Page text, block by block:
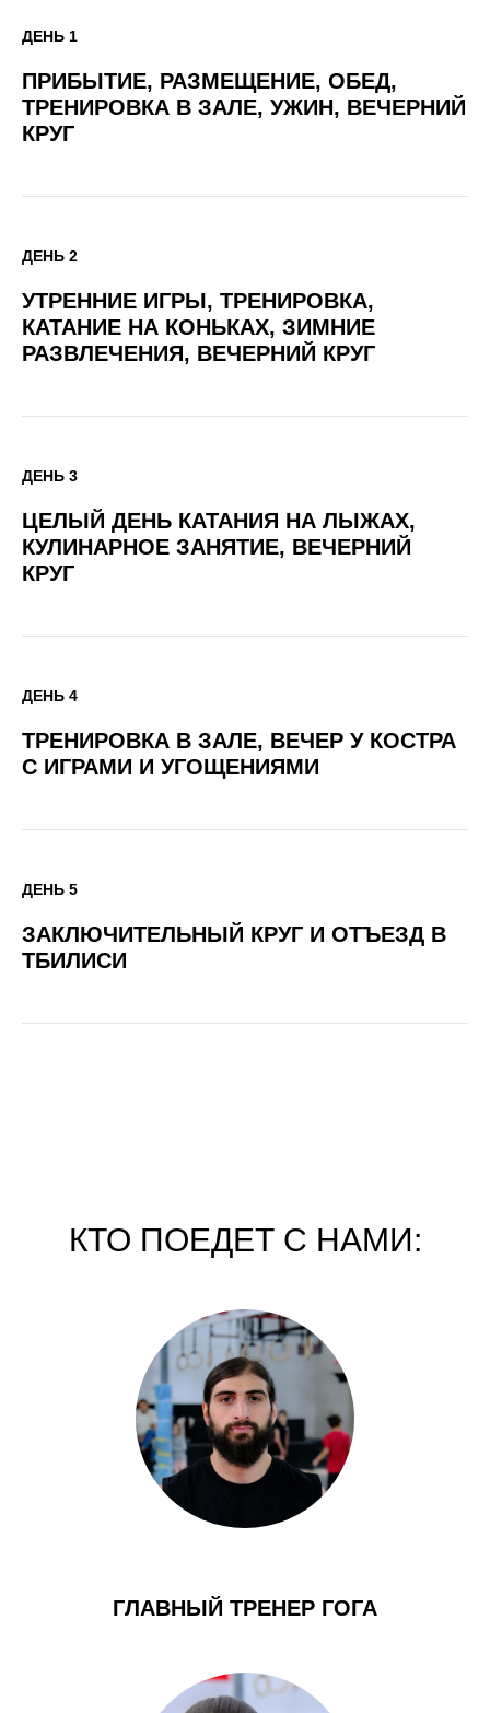
ДЕНЬ 1
ПРИБЫТИЕ, РАЗМЕЩЕНИЕ, ОБЕД,
ТРЕНИРОВКА В ЗАЛЕ, УЖИН, ВЕЧЕРНИЙ
КРУГ
ДЕНЬ 2
УТРЕННИЕ ИГРЫ, ТРЕНИРОВКА,
КАТАНИЕ НА КОНЬКАХ, ЗИМНИЕ
РАЗВЛЕЧЕНИЯ, ВЕЧЕРНИЙ КРУГ
ДЕНЬ 3
ЦЕЛЫЙ ДЕНЬ КАТАНИЯ НА ЛЫЖАХ,
КУЛИНАРНОЕ ЗАНЯТИЕ, ВЕЧЕРНИЙ
КРУГ
ДЕНЬ 4
ТРЕНИРОВКА В ЗАЛЕ, ВЕЧЕР У КОСТРА
С ИГРАМИ И УГОЩЕНИЯМИ
ДЕНЬ 5
ЗАКЛЮЧИТЕЛЬНЫЙ КРУГ И ОТЪЕЗД В
ТБИЛИСИ
КТО ПОЕДЕТ С НАМИ:
ГЛАВНЫЙ ТРЕНЕР ГОГА